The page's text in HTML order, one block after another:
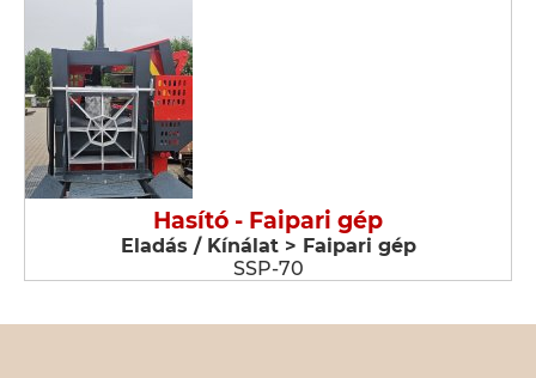
Hasító - Faipari gép
Eladás / Kínálat > Faipari gép
SSP-70